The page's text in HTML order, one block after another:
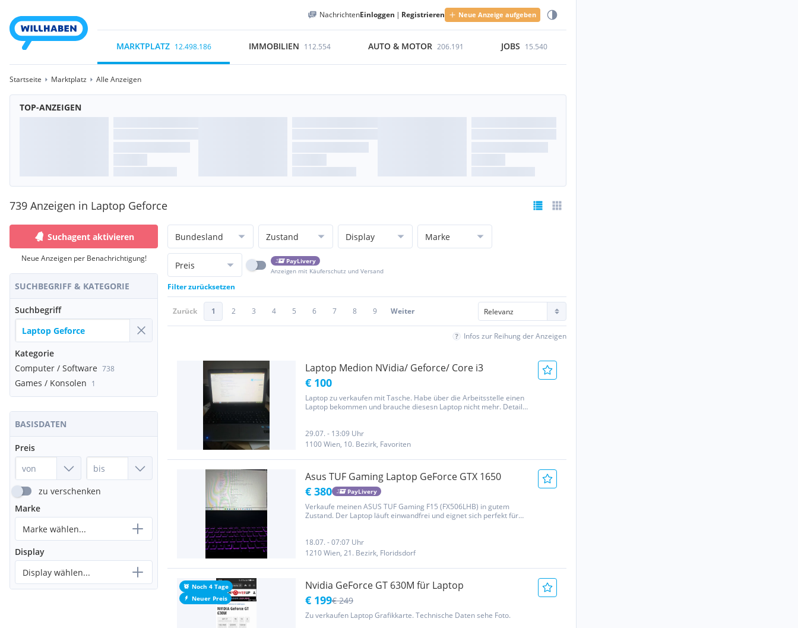
NachrichtenEinloggen | Registrieren Neue Anzeige aufgeben
MARKTPLATZ 12.498.186 IMMOBILIEN 112.554 AUTO & MOTOR 206.191 JOBS 15.540
Startseite Marktplatz Alle Anzeigen
TOP-ANZEIGEN
739 Anzeigen in Laptop Geforce
Suchagent aktivieren
Neue Anzeigen per Benachrichtigung!
SUCHBEGRIFF & KATEGORIE
Suchbegriff
Kategorie
Computer / Software 738
Games / Konsolen 1
BASISDATEN
Preis
zu verschenken
Marke
Marke wählen...
Display
Display wählen...
Bundesland Zustand Display Marke
Preis
PayLivery
Anzeigen mit Käuferschutz und Versand
Filter zurücksetzen
Zurück 1 2 3 4 5 6 7 8 9 Weiter
Infos zur Reihung der Anzeigen
Laptop Medion NVidia/ Geforce/ Core i3
€ 100
Laptop zu verkaufen mit Tasche. Habe über die Arbeitsstelle einen
Laptop bekommen und brauche diesesn Laptop nicht mehr. Details
29.07. - 13:09 Uhr
1100 Wien, 10. Bezirk, Favoriten
Asus TUF Gaming Laptop GeForce GTX 1650
€ 380 PayLivery
Verkaufe meinen ASUS TUF Gaming F15 (FX506LHB) in gutem
Zustand. Der Laptop läuft einwandfrei und eignet sich perfekt für
Full...
18.07. - 07:07 Uhr
1210 Wien, 21. Bezirk, Floridsdorf
Noch 4 Tage
Neuer Preis
Nvidia GeForce GT 630M für Laptop
€ 199€ 249
Zu verkaufen Laptop Grafikkarte. Technische Daten sehe Foto.